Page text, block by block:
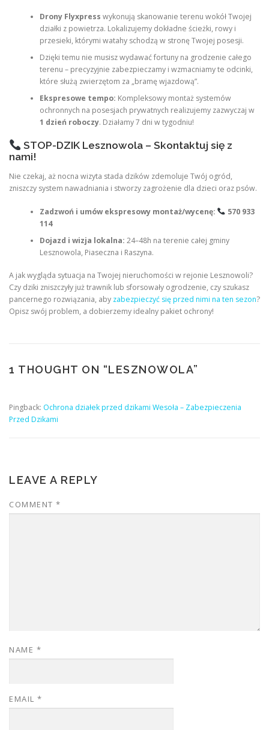
Drony Flyxpress wykonują skanowanie terenu wokół Twojej
działki z powietrza. Lokalizujemy dokładne ścieżki, rowy i
przesieki, którymi watahy schodzą w stronę Twojej posesji.
Dzięki temu nie musisz wydawać fortuny na grodzenie całego
terenu – precyzyjnie zabezpieczamy i wzmacniamy te odcinki,
które służą zwierzętom za „bramę wjazdową”.
Ekspresowe tempo: Kompleksowy montaż systemów
ochronnych na posesjach prywatnych realizujemy zazwyczaj w
1 dzień roboczy. Działamy 7 dni w tygodniu!
STOP-DZIK Lesznowola – Skontaktuj się z
nami!
Nie czekaj, aż nocna wizyta stada dzików zdemoluje Twój ogród,
zniszczy system nawadniania i stworzy zagrożenie dla dzieci oraz psów.
Zadzwoń i umów ekspresowy montaż/wycenę:
570 933
114
Dojazd i wizja lokalna: 24–48h na terenie całej gminy
Lesznowola, Piaseczna i Raszyna.
A jak wygląda sytuacja na Twojej nieruchomości w rejonie Lesznowoli?
Czy dziki zniszczyły już trawnik lub sforsowały ogrodzenie, czy szukasz
pancernego rozwiązania, aby zabezpieczyć się przed nimi na ten sezon?
Opisz swój problem, a dobierzemy idealny pakiet ochrony!
1 THOUGHT ON “LESZNOWOLA”
Pingback: Ochrona działek przed dzikami Wesoła – Zabezpieczenia
Przed Dzikami
LEAVE A REPLY
COMMENT *
NAME *
EMAIL *